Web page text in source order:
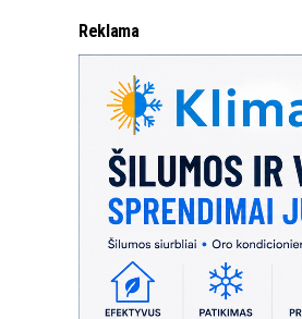
Reklama